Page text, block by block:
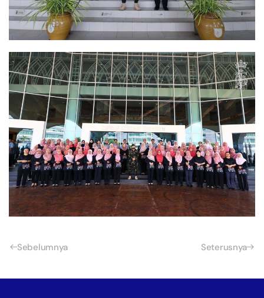
Sebelumnya Seterusnya